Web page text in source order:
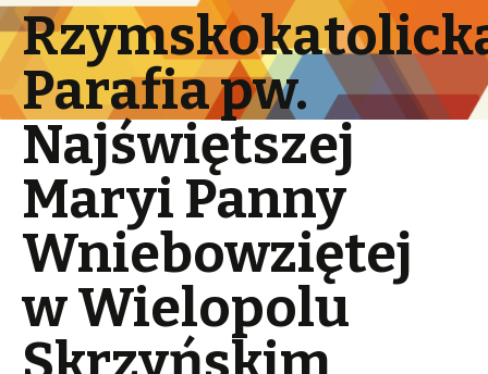
Parafia pw.
Najświętszej
Maryi Panny
Wniebowziętej
w Wielopolu